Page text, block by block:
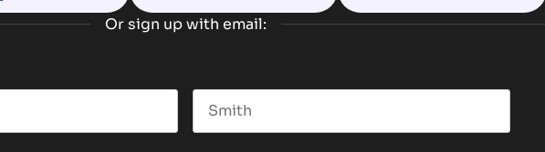
Or sign up with email: